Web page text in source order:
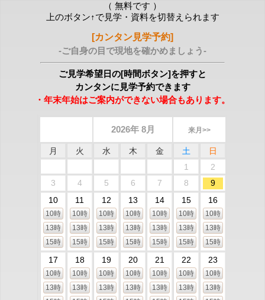
（ 無料です ）
上のボタン↑で見学・資料を切替えられます
[カンタン見学予約]
-ご自身の目で現地を確かめましょう-
ご見学希望日の[時間ボタン]を押すと
カンタンに見学予約できます
・年末年始はご案内ができない場合もあります。
2026年 8月 来月>>
月 火 水 木 金 土
日
1
2
3
4 5 6 7 8
9
10
10時
13時
15時
11
10時
13時
15時
12
10時
13時
15時
13
10時
13時
15時
14
10時
13時
15時
15
10時
13時
15時
16
10時
13時
15時
17
10時
13時
18
10時
13時
19
10時
13時
20
10時
13時
21
10時
13時
22
10時
13時
23
10時
13時